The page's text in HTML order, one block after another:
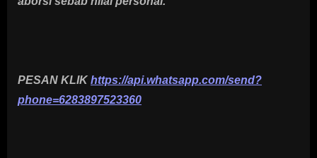
PESAN KLIK https://api.whatsapp.com/send?
phone=6283897523360